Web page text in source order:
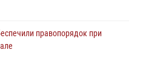
правопорядок при